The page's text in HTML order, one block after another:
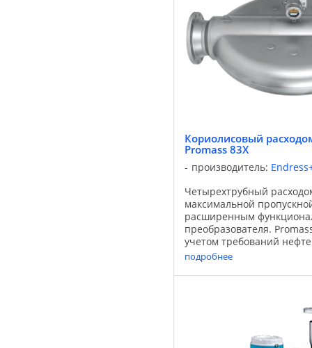
Кориолисовый
Promass 83X
производитель:
Четырехтрубный
максимальной
расширенным
преобразователя.
учетом требований
промышленности.
обеспечении точности
помощью Promass X ...
подробнее